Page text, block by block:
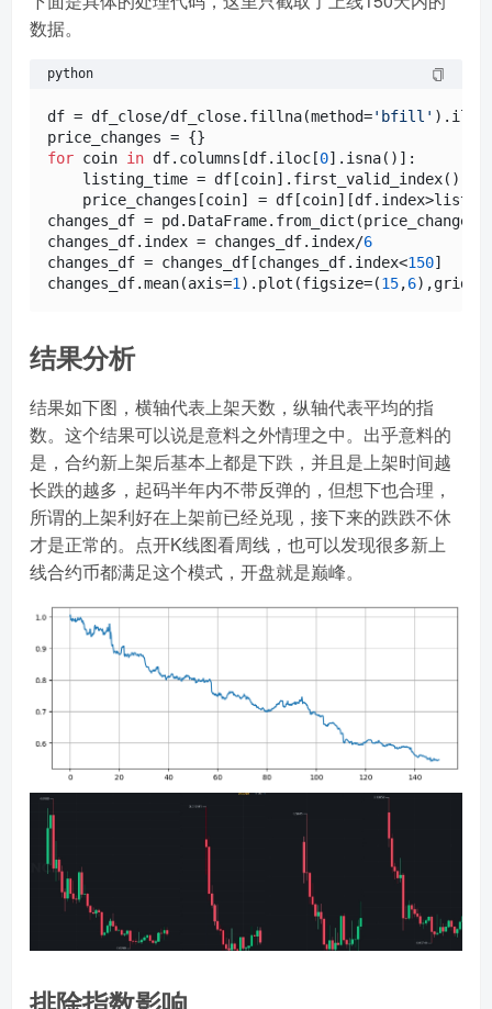
数据。
python
df = df_close/df_close.fillna(method='bfill'
for coin in df.columns[df.iloc[0].isna()]:
    listing_time = df[coin].first_valid_index()
price_changes[coin] =
changes_df =
changes_df.index = changes_df.index/6
changes_df = changes_df[changes_df.index<150]
changes_df.mean(axis=1 ).plot(figsize=(15,6),grid=
结果分析
结果如下图，横轴代表上架天数，纵轴代表平均的指
数。这个结果可以说是意料之外情理之中。出乎意料的
是，合约新上架后基本上都是下跌，并且是上架时间越
长跌的越多，起码半年内不带反弹的，但想下也合理，
所谓的上架利好在上架前已经兑现，接下来的跌跌不休
才是正常的。点开K线图看周线，也可以发现很多新上
线合约币都满足这个模式，开盘就是巅峰。